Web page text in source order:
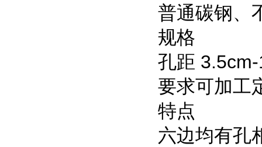
普通碳钢、
规格
孔距
要求可加工
特点
六边均有孔